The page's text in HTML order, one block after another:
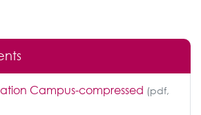
Campus-compressed (pdf,